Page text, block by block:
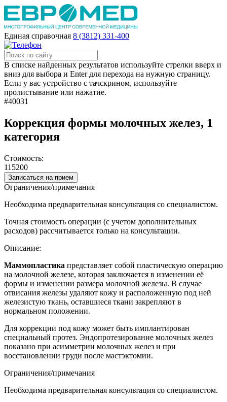
Единая справочная 8 (3812) 331-400
В списке найденных результатов используйте стрелки вверх и
вниз для выбора и Enter для перехода на нужную страницу.
Если у вас устройство с тачскрином, используйте
пролистывание или нажатие.
#40031
Коррекция формы молочных желез, 1
категория
Стоимость:
115200
Записаться на прием
Ограничения/примечания
Необходима предварительная консультация со специалистом.
Точная стоимость операции (с учетом дополнительных
расходов) рассчитывается только на консультации.
Описание:
Маммопластика представляет собой пластическую операцию
на молочной железе, которая заключается в изменении её
формы и изменении размера молочной железы. В случае
отвисания железы удаляют кожу и расположенную под ней
железистую ткань, оставшиеся ткани закрепляют в
нормальном положении.
Для коррекции под кожу может быть имплантирован
специальный протез. Эндопротезирование молочных желез
показано при асимметрии молочных желез и при
восстановлении груди после мастэктомии.
Ограничения/примечания
Необходима предварительная консультация со специалистом.